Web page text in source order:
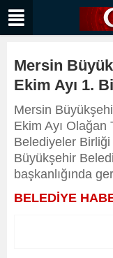
Mersin
Ekim Ayı 1.
Mersin
Ekim Ayı Olağan
Belediyeler
Büyükşehir
başkanlığında
BELEDİYE